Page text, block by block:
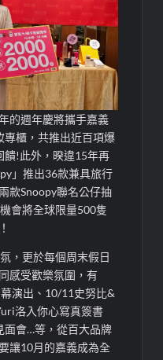
的週年慶將攜手嘉義
專櫃，共推出近百項爆
饋!此外， 暌違15年再
py」推出36款兼具旅行
兩款Snoopy聯名公仔抽
會將全球限量500隻
！
，更於每個周末假日
感受歡樂氛圍，有
演出、 10/11史努比&
洛入你心寫真簽書
面會…等，從百大品牌
讓10月的嘉義成為全